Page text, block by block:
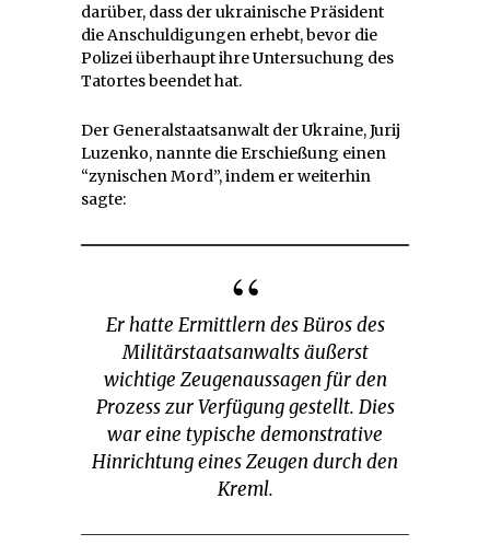
darüber, dass der ukrainische Präsident
die Anschuldigungen erhebt, bevor die
Polizei überhaupt ihre Untersuchung des
Tatortes beendet hat.
Der Generalstaatsanwalt der Ukraine, Jurij
Luzenko, nannte die Erschießung einen
“zynischen Mord”, indem er weiterhin
sagte:
Er hatte Ermittlern des Büros des
Militärstaatsanwalts äußerst
wichtige Zeugenaussagen für den
Prozess zur Verfügung gestellt. Dies
war eine typische demonstrative
Hinrichtung eines Zeugen durch den
Kreml.